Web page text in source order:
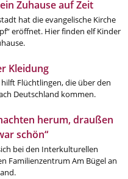
Zuhause auf Zeit
hat die evangelische Kirche
eröffnet. Hier finden elf Kinder
Kleidung
Flüchtlingen, die über den
Deutschland kommen.
herum, draußen
schön“
bei den Interkulturellen
Familienzentrum Am Bügel an